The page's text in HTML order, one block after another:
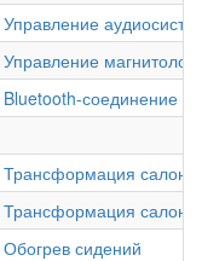
соединение
салона
салона
сидений